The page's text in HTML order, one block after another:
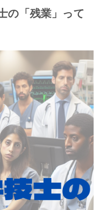
の「残業」って